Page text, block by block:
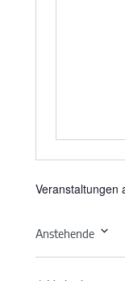
Veranstaltungen
Anstehende